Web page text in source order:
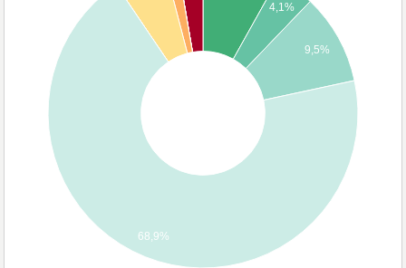
4,1%
9,5%
68,9%